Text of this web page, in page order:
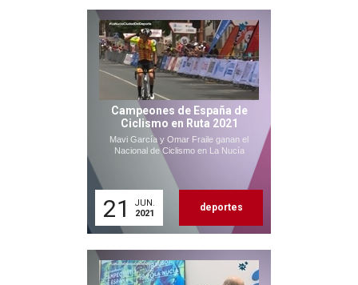
Campeones de España de
Ciclismo en Ruta 2021
Mavi García y Omar Fraile ganan el
Nacional de Ciclismo en La Nucía
21
JUN.
2021
deportes